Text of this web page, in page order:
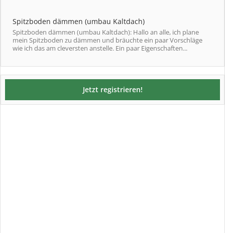
Spitzboden dämmen (umbau Kaltdach)
Spitzboden dämmen (umbau Kaltdach): Hallo an alle, ich plane
mein Spitzboden zu dämmen und bräuchte ein paar Vorschläge
wie ich das am cleversten anstelle. Ein paar Eigenschaften...
Jetzt registrieren!